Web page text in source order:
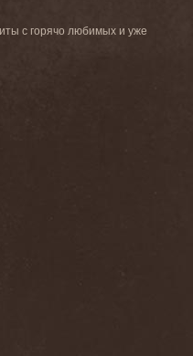
с горячо любимых и уже